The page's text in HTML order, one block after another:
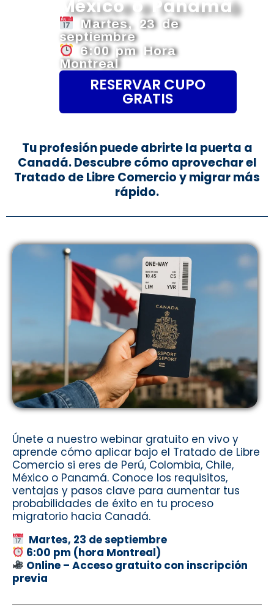
México o Panamá
Martes, 23 de
septiembre
6:00 pm Hora
Montreal
RESERVAR CUPO
GRATIS
Tu profesión puede abrirte la puerta a
Canadá. Descubre cómo aprovechar el
Tratado de Libre Comercio y migrar más
rápido.
Únete a nuestro webinar gratuito en vivo y
aprende cómo aplicar bajo el Tratado de Libre
Comercio si eres de Perú, Colombia, Chile,
México o Panamá. Conoce los requisitos,
ventajas y pasos clave para aumentar tus
probabilidades de éxito en tu proceso
migratorio hacia Canadá.
Martes, 23 de septiembre
6:00 pm (hora Montreal)
Online – Acceso gratuito con inscripción
previa